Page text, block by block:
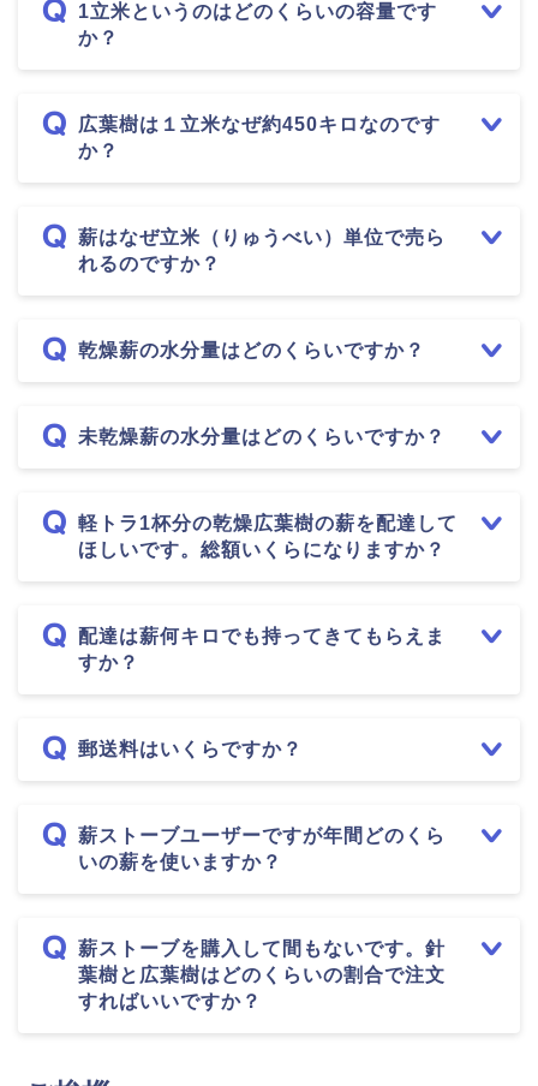
1立米というのはどのくらいの容量です
か？
広葉樹は１立米なぜ約450キロなのです
か？
薪はなぜ立米（りゅうべい）単位で売ら
れるのですか？
乾燥薪の水分量はどのくらいですか？
未乾燥薪の水分量はどのくらいですか？
軽トラ1杯分の乾燥広葉樹の薪を配達して
ほしいです。総額いくらになりますか？
配達は薪何キロでも持ってきてもらえま
すか？
郵送料はいくらですか？
薪ストーブユーザーですが年間どのくら
いの薪を使いますか？
薪ストーブを購入して間もないです。針
葉樹と広葉樹はどのくらいの割合で注文
すればいいですか？